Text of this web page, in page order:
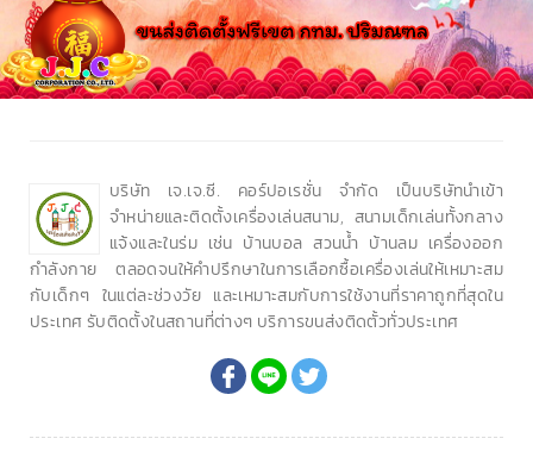
บริษัท เจ.เจ.ซี. คอร์ปอเรชั่น จำกัด เป็นบริษัทนำเข้า
จำหน่ายและติดตั้งเครื่องเล่นสนาม, สนามเด็กเล่นทั้งกลาง
แจ้งและในร่ม เช่น บ้านบอล สวนน้ำ บ้านลม เครื่องออก
กำลังกาย ตลอดจนให้คำปรึกษาในการเลือกซื้อเครื่องเล่นให้เหมาะสม
กับเด็กๆ ในแต่ละช่วงวัย และเหมาะสมกับการใช้งานที่ราคาถูกที่สุดใน
ประเทศ รับติดตั้งในสถานที่ต่างๆ บริการขนส่งติดตั้วทั่วประเทศ